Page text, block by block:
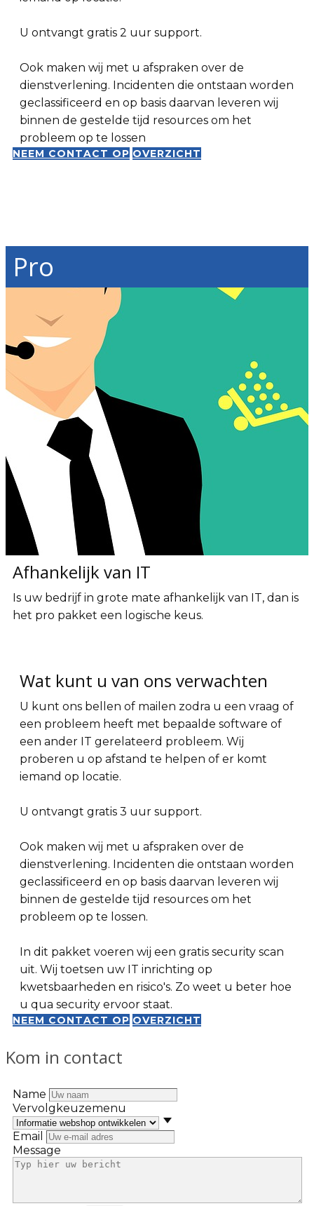
U ontvangt gratis 2 uur support.
Ook maken wij met u afspraken over de
dienstverlening. Incidenten die ontstaan worden
geclassificeerd en op basis daarvan leveren wij
binnen de gestelde tijd resources om het
probleem op te lossen
NEEM CONTACT OP OVERZICHT
Pro
Afhankelijk van IT
Is uw bedrijf in grote mate afhankelijk van IT, dan is
het pro pakket een logische keus.
Wat kunt u van ons verwachten
U kunt ons bellen of mailen zodra u een vraag of
een probleem heeft met bepaalde software of
een ander IT gerelateerd probleem. Wij
proberen u op afstand te helpen of er komt
iemand op locatie.
U ontvangt gratis 3 uur support.
Ook maken wij met u afspraken over de
dienstverlening. Incidenten die ontstaan worden
geclassificeerd en op basis daarvan leveren wij
binnen de gestelde tijd resources om het
probleem op te lossen.
In dit pakket voeren wij een gratis security scan
uit. Wij toetsen uw IT inrichting op
kwetsbaarheden en risico's. Zo weet u beter hoe
u qua security ervoor staat.
NEEM CONTACT OP OVERZICHT
Kom in contact
Name
Vervolgkeuzemenu
Email
Message